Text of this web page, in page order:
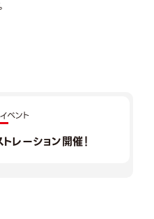
ベント
レーション開催！